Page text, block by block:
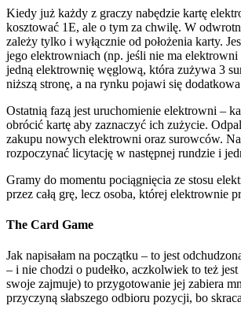
Kiedy już każdy z graczy nabędzie kartę
kosztować 1E, ale o tym za chwilę. W
zależy tylko i wyłącznie od położenia karty.
jego elektrowniach (np. jeśli nie ma
jedną elektrownię węglową, która zużywa 3
niższą stronę, a na rynku pojawi się
Ostatnią fazą jest uruchomienie elektrowni –
obrócić kartę aby zaznaczyć ich zużycie.
zakupu nowych elektrowni oraz surowców.
rozpoczynać licytację w następnej rundzie i
Gramy do momentu pociągnięcia ze stosu
przez całą grę, lecz osoba, której elektrownie
The Card Game
Jak napisałam na początku – to jest
– i nie chodzi o pudełko, aczkolwiek to też
swoje zajmuje) to przygotowanie jej zabiera
przyczyną słabszego odbioru pozycji, bo